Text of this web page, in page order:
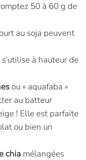
50 à 60 g de
au soja peuvent
à hauteur de
ou « aquafaba »
au batteur
! Elle est parfaite
ou bien un
chia mélangées